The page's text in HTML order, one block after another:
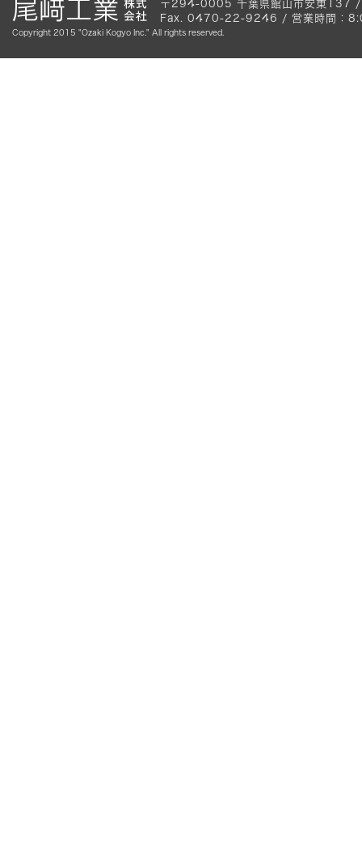
〒294-0005 千葉県館山市安東
Fax. 0470-22-9246 / 営業時間：
Copyright 2015 "Ozaki Kogyo Inc." All rights reserved.